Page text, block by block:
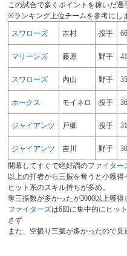
この試合で多くポイントを稼いだ選
※ランキング上位チームを参考にし
スワローズ 吉村 投手
マリーンズ 藤原 野手
スワローズ 内山 野手
ホークス モイネロ 投手
ジャイアンツ 戸郷 投手
ジャイアンツ 吉川 野手
開幕してすぐで絶好調のファイター
以上の打者から三振を奪うと小獲得
ヒット系のスキル持ちが多め。
奪三振数が多かったが3000以上獲得
ファイターズは6回に集中的にヒッ
さず
また、空振り三振が多かったので見